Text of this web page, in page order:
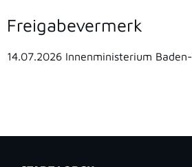
Freigabevermerk
14.07.2026 Innenministerium